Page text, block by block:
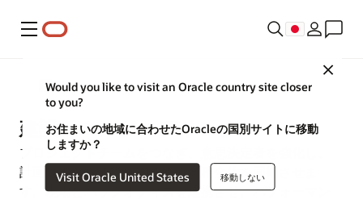
メニュー
Close
Would you like to visit an Oracle country site closer
to you?
お住まいの地域に合わせたOracleの国別サイトに移動
しますか？
Visit Oracle United States 移動しない
業種別ソリューション
建設・エンジニアリング
プロジェクトチームをつなぎ、意思決定者を強化し、
計画、納品、運営に関連する業務全体を同期させま
す。現場とバックオフィスを連携させ、パフォーマン